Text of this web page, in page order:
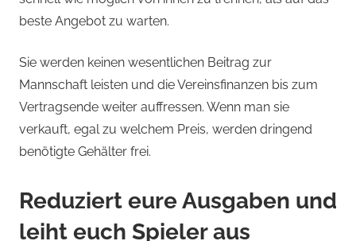
beste Angebot zu warten.
Sie werden keinen wesentlichen Beitrag zur
Mannschaft leisten und die Vereinsfinanzen bis zum
Vertragsende weiter auffressen. Wenn man sie
verkauft, egal zu welchem Preis, werden dringend
benötigte Gehälter frei.
Reduziert eure Ausgaben und
leiht euch Spieler aus